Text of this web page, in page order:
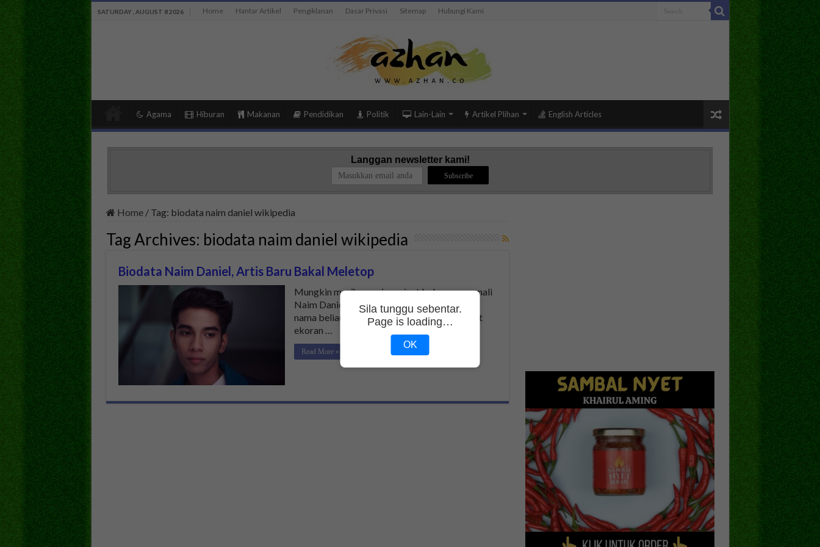
SATURDAY , AUGUST 8 2026 Home Hantar Artikel Pengiklanan Dasar Privasi Sitemap Hubungi Kami
Agama Hiburan Makanan Pendidikan Politik Lain-Lain Artikel Plihan English Articles
Langgan newsletter kami!
Home / Tag: biodata naim daniel wikipedia
Tag Archives: biodata naim daniel wikipedia
Biodata Naim Daniel, Artis Baru Bakal Meletop
Mungkin masih ramai peminat belum mengenali
Naim Daniel. Siapa Naim Daniel? Tiba-tiba
nama beliau menjadi sebutan di bibir peminat
ekoran …
Read More »
Sila tunggu sebentar.
Page is loading…
OK